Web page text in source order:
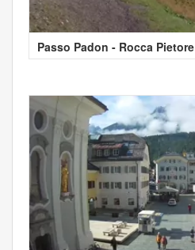
Passo Padon - Rocca Pietore